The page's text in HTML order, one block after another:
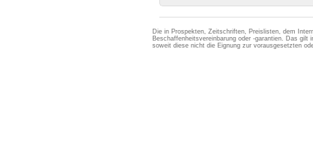
Die in Prospekten, Zeitschriften, Preislisten, dem
Beschaffenheitsvereinbarung oder -garantien. Das
soweit diese nicht die Eignung zur vorausgesetzten